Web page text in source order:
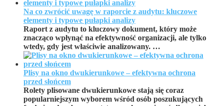
Na co zwrócić uwagę w raporcie z audytu: kluczowe
elementy i typowe pułapki analizy
Raport z audytu to kluczowy dokument, który może
znacząco wpłynąć na efektywność organizacji, ale tylko
wtedy, gdy jest właściwie analizowany. …
Plisy na okno dwukierunkowe – efektywna ochrona
przed słońcem
Rolety plisowane dwukierunkowe stają się coraz
popularniejszym wyborem wśród osób poszukujących